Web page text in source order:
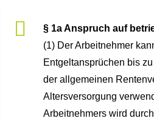
§ 1a Anspruch auf
(1) Der Arbeitnehmer
Entgeltansprüchen bis
der allgemeinen
Altersversorgung
Arbeitnehmers wird